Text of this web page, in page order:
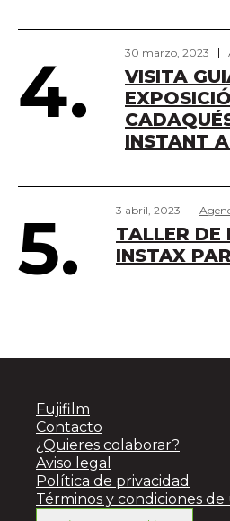
4. 30 marzo, 2023
VISITA
INSTANT
5. 3 abril, 2023
TALLER
INSTAX
Fujifilm
Contacto
¿Quieres colaborar?
Aviso legal
Política de privacidad
Términos y condiciones de